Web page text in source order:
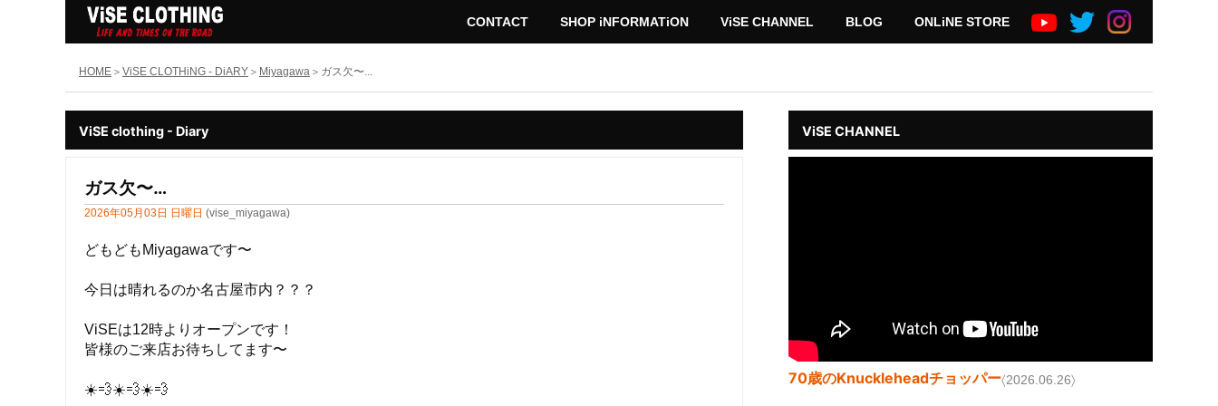
CONTACT SHOP iNFORMATiON ViSE CHANNEL BLOG ONLiNE STORE
HOME ViSE CLOTHiNG - DiARY Miyagawa ガス欠〜...
ViSE clothing - Diary
ガス欠〜…
2026年05月03日 日曜日 (vise_miyagawa)
どもどもMiyagawaです〜
今日は晴れるのか名古屋市内？？？
ViSEは12時よりオープンです！
皆様のご来店お待ちしてます〜
☀️💨☀️💨☀️💨
ViSE CHANNEL
70歳のKnuckleheadチョッパー〈2026.06.26〉